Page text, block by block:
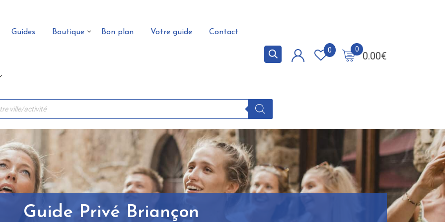
Guides Boutique Bon plan Votre guide Contact
0.00€
0
0
Guide Privé Briançon